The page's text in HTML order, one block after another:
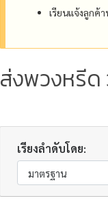
เรียนแจ้งลูกค้
ส่งพวงหรีด
เรียงลำดับโดย: